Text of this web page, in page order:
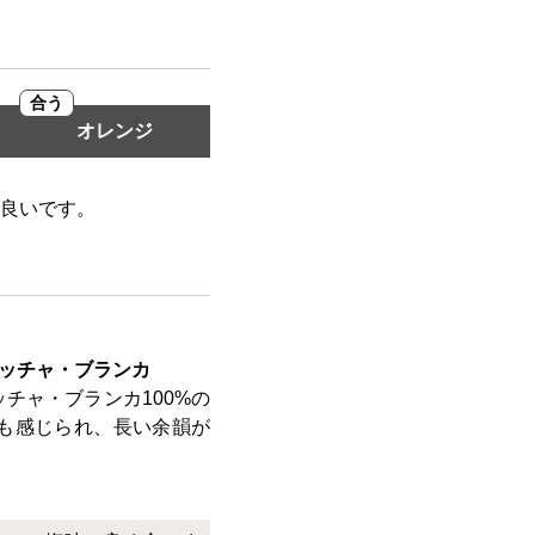
合う
オレンジ
いです。
チャ・ブランカ
ャ・ブランカ100%の
感じられ、長い余韻が